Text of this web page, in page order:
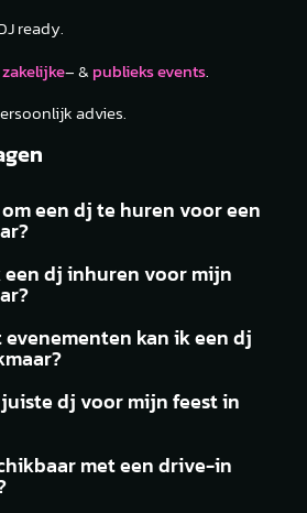
ready.
zakelijke– & publieks events.
advies.
een dj te huren voor een
een dj inhuren voor mijn
kan ik een dj
dj voor mijn feest in
met een drive-in